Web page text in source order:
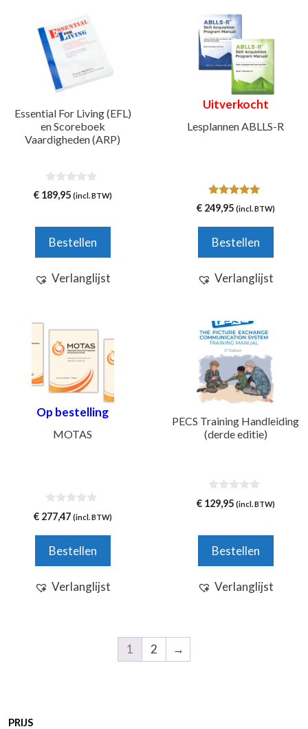
Essential For Living (EFL)
en Scoreboek
Vaardigheden (ARP)
0
v
5
€189,95 (incl. BTW)
Bestellen
Verlanglijst
Uitverkocht
Lesplannen ABLLS-R
5.00
van 5
€249,95 (incl. BTW)
Bestellen
Verlanglijst
Op bestelling
MOTAS
0
v
5
€277,47 (incl. BTW)
Bestellen
Verlanglijst
PECS Training Handleiding
(derde editie)
0
v
5
€129,95 (incl. BTW)
Bestellen
Verlanglijst
1 2 →
PRIJS